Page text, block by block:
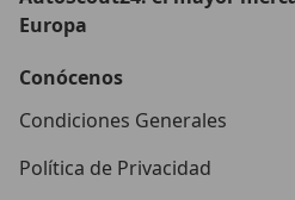
Europa
Conócenos
Condiciones Generales
Política de Privacidad